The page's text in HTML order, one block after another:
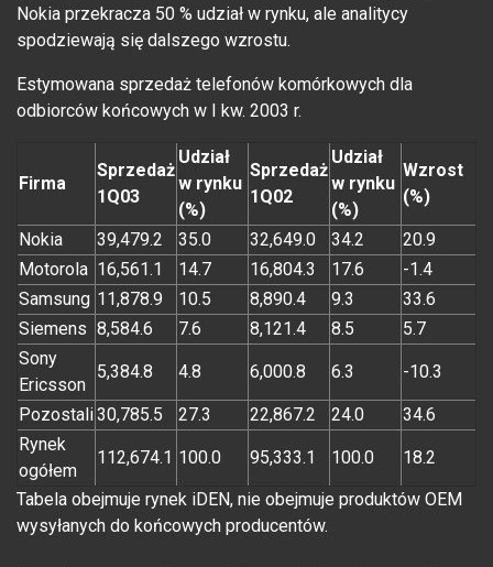
Nokia przekracza 50 % udział w rynku, ale analitycy
spodziewają się dalszego wzrostu.
Estymowana sprzedaż telefonów komórkowych dla
odbiorców końcowych w I kw. 2003 r.
Firma
Sprzedaż
1Q03
Udział
w rynku
(%)
Sprzedaż
1Q02
Udział
w rynku
(%)
Wzrost
(%)
Nokia 39,479.2 35.0 32,649.0 34.2
20.9
Motorola 16,561.1 14.7 16,804.3 17.6
-1.4
Samsung 11,878.9 10.5 8,890.4 9.3
33.6
Siemens 8,584.6 7.6 8,121.4 8.5
5.7
Sony
Ericsson
5,384.8 4.8 6,000.8 6.3 -10.3
Pozostali30,785.5 27.3 22,867.2 24.0
34.6
Rynek
ogółem
112,674.1 100.0 95,333.1 100.0
18.2
Tabela obejmuje rynek iDEN, nie obejmuje produktów OEM
wysyłanych do końcowych producentów.